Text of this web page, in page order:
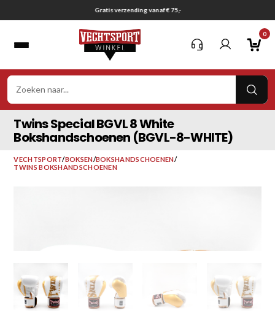
naar
Gratis verzending vanaf € 75,-
0
Twins Special BGVL 8 White
Bokshandschoenen (BGVL-8-WHITE)
VECHTSPORT/BOKSEN/BOKSHANDSCHOENEN/
TWINS BOKSHANDSCHOENEN